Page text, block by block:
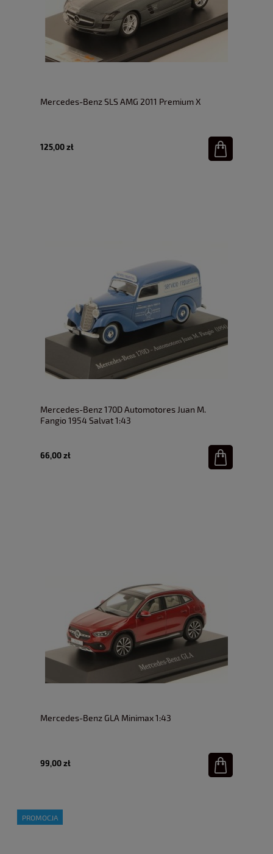
Mercedes-Benz SLS AMG 2011 Premium X
125,00 zł
Mercedes-Benz 170D Automotores Juan M.
Fangio 1954 Salvat 1:43
66,00 zł
Mercedes-Benz GLA Minimax 1:43
99,00 zł
PROMOCJA